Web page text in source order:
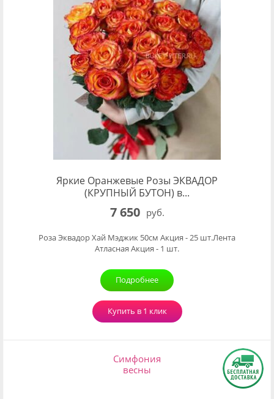
Яркие Оранжевые Розы ЭКВАДОР
(КРУПНЫЙ БУТОН) в...
7 650 руб.
Роза Эквадор Хай Мэджик 50см Акция - 25 шт.Лента
Атласная Акция - 1 шт.
Подробнее
Купить в 1 клик
Симфония
весны